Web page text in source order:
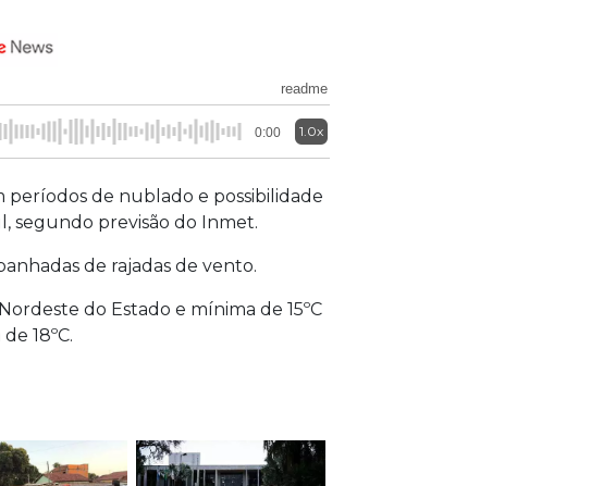
readme
0:00 1.0x
de nublado e possibilidade
segundo previsão do Inmet.
de rajadas de vento.
do Estado e mínima de 15ºC
18ºC.